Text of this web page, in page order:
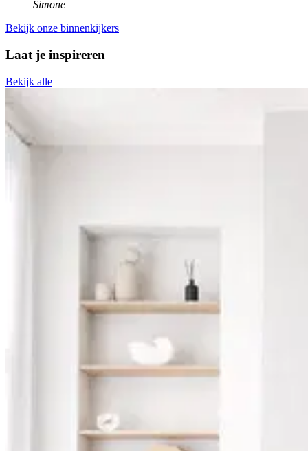
Simone
Bekijk onze binnenkijkers
Laat je inspireren
Bekijk alle